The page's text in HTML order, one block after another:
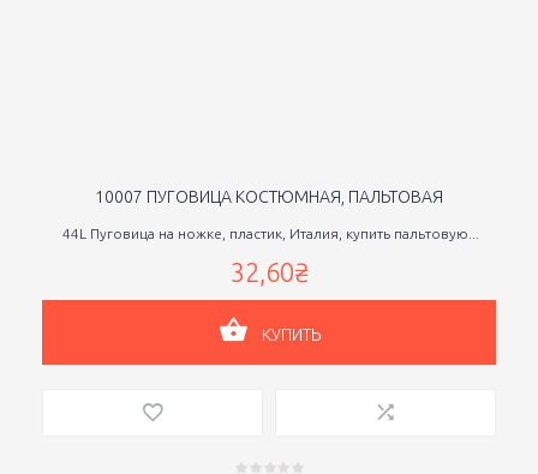
10007 ПУГОВИЦА КОСТЮМНАЯ, ПАЛЬТОВАЯ
44L Пуговица на ножке, пластик, Италия, купить пальтовую...
32,60₴
КУПИТЬ